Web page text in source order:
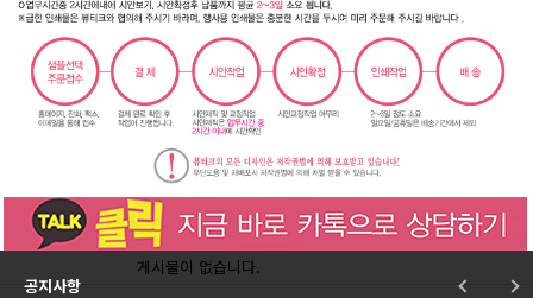
공지사항
게시물이 없습니다.